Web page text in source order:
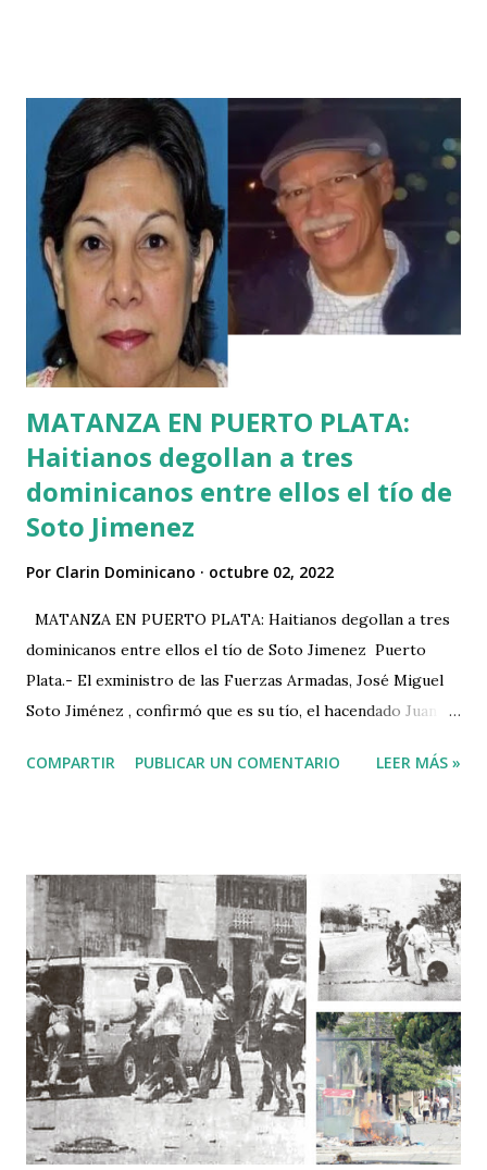
degollados y luego descuartizados a machete por este
haitiano asesino y criminal, además de muchos otros
hechos de la misma magnitud, dejan marcado la realidad del
verdadero crimen de odio, xenofobia y racismo en
República Dominicana. La realidad del crimen de odio más
recalcitrante; sí, aquel odio, racismo y xenofobia mudo. Ese
odio y xenofobia quedan detrás de la hipocresía y la doble
moral de los que tratan de silenciar las voces que lo
denuncian. Es odio y...
MATANZA EN PUERTO PLATA:
Haitianos degollan a tres
dominicanos entre ellos el tío de
Soto Jimenez
Por Clarin Dominicano octubre 02, 2022
MATANZA EN PUERTO PLATA: Haitianos degollan a tres
dominicanos entre ellos el tío de Soto Jimenez Puerto
Plata.- El exministro de las Fuerzas Armadas, José Miguel
Soto Jiménez , confirmó que es su tío, el hacendado Juan
finca de Rancho Manuel de la Isabela, en Puerto Plata,
homicidio, pero que se dirige a la finca de su tío paterno
donde ocurrió el hecho. “Informamos por este medio la
trágica noticia del asesinato de mi tío paterno Juan José
Soto junto a dos de sus empleados, en su finca de Rancho
Manuel de la Isabela…Informe preliminar sobre el asesinato
de mi tío denuncian que fueron haitianos los que lo
ultimaron, no tengo otros detalles, pero estoy viajando
hacia el sitio para informarme” expuso en Twitter. La
Policía Nacional identificó como Arelis...
COMPARTIR PUBLICAR UN COMENTARIO LEER MÁS »